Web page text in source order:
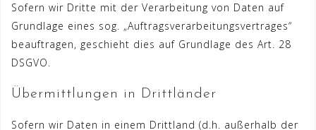
Sofern wir Dritte mit der Verarbeitung von Daten auf
Grundlage eines sog. „Auftragsverarbeitungsvertrages“
beauftragen, geschieht dies auf Grundlage des Art. 28
DSGVO.
Übermittlungen in Drittländer
Sofern wir Daten in einem Drittland (d.h. außerhalb der